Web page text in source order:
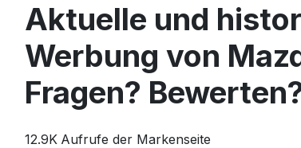
Aktuelle und
Werbung von
Fragen?
12.9K Aufrufe der Markenseite